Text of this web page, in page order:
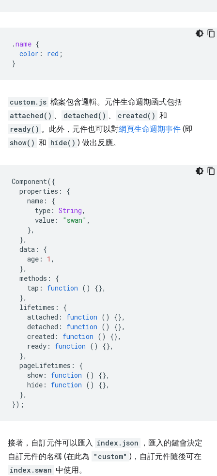
.name {
color : red ;
}
custom.js 檔案包含邏輯。元件生命週期函式包括
attached() 、 detached() 、 created() 和
ready() 。此外，元件也可以對網頁生命週期事件 (即
show() 和 hide() ) 做出反應。
Component({
properties :
{
name :
{
type : String,
value : "swan" ,
},
},
data :
{
age : 1 ,
},
methods :
{
tap : function ()
{},
},
lifetimes :
{
attached : function ()
{},
detached : function ()
{},
created : function ()
{},
ready : function ()
{},
},
pageLifetimes :
{
show : function ()
{},
hide : function ()
{},
},
});
接著，自訂元件可以匯入 index.json
，匯入的鍵會決定
自訂元件的名稱 (在此為 "custom" )，自訂元件隨後可在
index.swan 中使用。